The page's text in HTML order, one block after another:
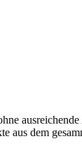
aus dem